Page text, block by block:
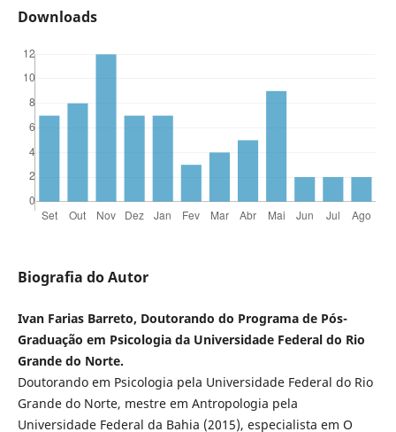
Downloads
Biografia do Autor
Ivan Farias Barreto, Doutorando do Programa de Pós-
Graduação em Psicologia da Universidade Federal do Rio
Grande do Norte.
Doutorando em Psicologia pela Universidade Federal do Rio
Grande do Norte, mestre em Antropologia pela
Universidade Federal da Bahia (2015), especialista em O